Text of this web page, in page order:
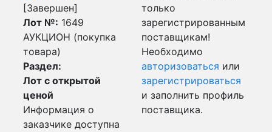
[Завершен]
Лот №: 1649
АУКЦИОН (покупка
товара)
Раздел:
Лот с открытой
ценой
Информация о
заказчике доступна
только
зарегистрированным
поставщикам!
Необходимо
авторизоваться или
зарегистрироваться
и заполнить профиль
поставщика.